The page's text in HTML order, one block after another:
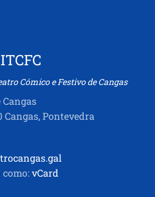
Cómico e Festivo de Cangas
Cangas, Pontevedra
vCard